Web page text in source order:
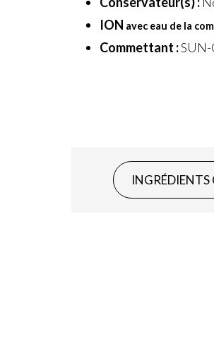
ION avec eau de la
Commettant :SUN-